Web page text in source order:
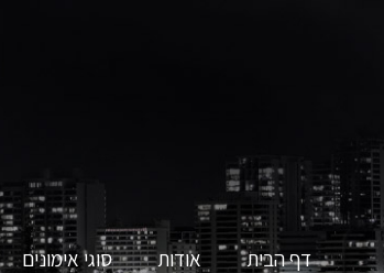
דף הבית אודות סוגי אימונים